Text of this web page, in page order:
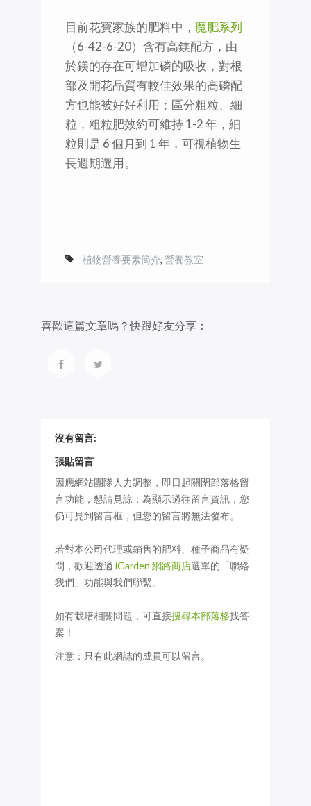
目前花寶家族的肥料中， 魔肥系列
（6-42-6-20）含有高鎂配方，由
於鎂的存在可增加磷的吸收，對根
部及開花品質有較佳效果的高磷配
方也能被好好利用；區分粗粒、細
粒，粗粒肥效約可維持 1-2 年，細
粒則是 6 個月到 1 年，可視植物生
長週期選用。
植物營養要素簡介, 營養教室
喜歡這篇文章嗎？快跟好友分享：
沒有留言:
張貼留言
因應網站團隊人力調整，即日起關閉部落格留
言功能，懇請見諒；為顯示過往留言資訊，您
仍可見到留言框，但您的留言將無法發布。
若對本公司代理或銷售的肥料、種子商品有疑
問，歡迎透過 iGarden 網路商店選單的「聯絡
我們」功能與我們聯繫。
如有栽培相關問題，可直接搜尋本部落格找答
案！
注意：只有此網誌的成員可以留言。